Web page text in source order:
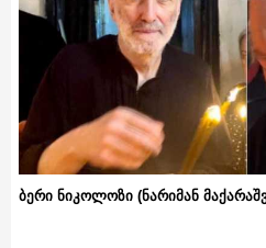
ბერი ნიკოლოზი (ნარიმან